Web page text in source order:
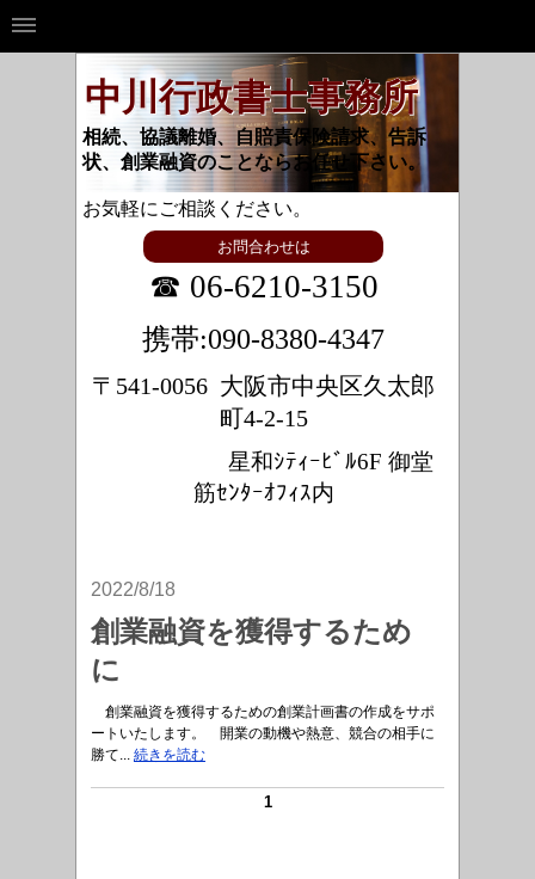
中川行政書士事務所
相続、協議離婚、自賠責保険請求、告訴
状、創業融資のことならお任せ下さい。
お気軽にご相談ください。
お問合わせは
☎ 06-6210-3150
携帯:090-8380-4347
〒541-0056 大阪市中央区久太郎
町4-2-15
星和ｼﾃｨｰﾋﾞﾙ6F 御堂
筋ｾﾝﾀｰｵﾌｨｽ内
2022/8/18
創業融資を獲得するため
に
創業融資を獲得するための創業計画書の作成をサポ
ートいたします。 開業の動機や熱意、競合の相手に
勝て... 続きを読む
1